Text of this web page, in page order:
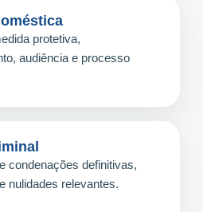
protetiva,
audiência e processo
condenações definitivas,
nulidades relevantes.